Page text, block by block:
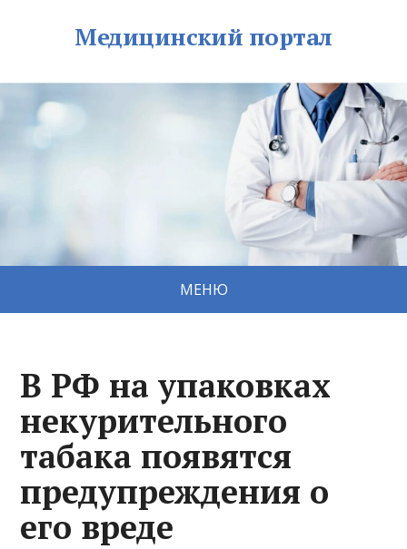
Медицинский портал
МЕНЮ
В РФ на упаковках
некурительного
табака появятся
предупреждения о
его вреде